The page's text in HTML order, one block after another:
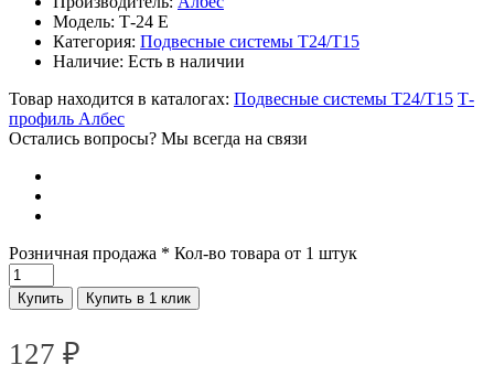
Модель: Т-24 Е
Категория: Подвесные системы Т24/Т15
Наличие: Есть в наличии
Товар находится в каталогах: Подвесные системы Т24/Т15 Т-
профиль Албес
Остались вопросы? Мы всегда на связи
Розничная продажа * Кол-во товара от 1 штук
Купить Купить в 1 клик
127 ₽